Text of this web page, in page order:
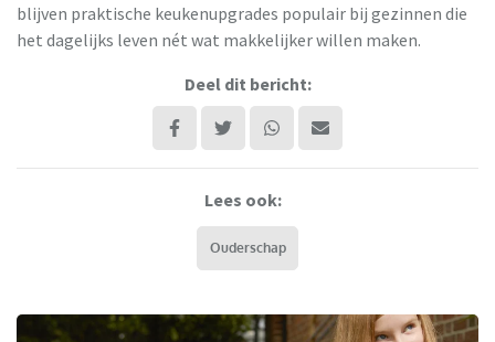
blijven praktische keukenupgrades populair bij gezinnen die
het dagelijks leven nét wat makkelijker willen maken.
Deel dit bericht:
Lees ook:
Ouderschap